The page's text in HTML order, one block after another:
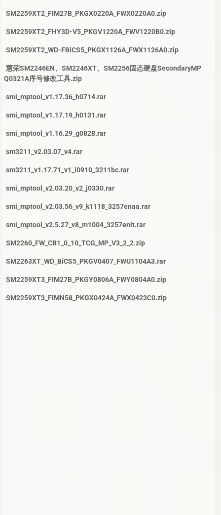
SM2259XT2_FIM27B_PKGX0220A_FWX0220A0.zip
SM2259XT2_FHY3D-V5_PKGV1220A_FWV1220B0.zip
SM2259XT2_WD-FBiCS5_PKGX1126A_FWX1126A0.zip
慧荣SM2246EN、SM2246XT、SM2256固态硬盘SecondaryMP
Q0321A序号修改工具.zip
smi_mptool_v1.17.36_h0714.rar
smi_mptool_v1.17.19_h0131.rar
smi_mptool_v1.16.29_g0828.rar
sm3211_v2.03.07_v4.rar
sm3211_v1.17.71_v1_i0910_3211bc.rar
smi_mptool_v2.03.20_v2_j0330.rar
smi_mptool_v2.03.56_v9_k1118_3257enaa.rar
smi_mptool_v2.5.27_v8_m1004_3257enlt.rar
SM2260_FW_CB1_0_10_TCG_MP_V3_2_2.zip
SM2263XT_WD_BiCS5_PKGV0407_FWU1104A3.rar
SM2259XT3_FIM27B_PKGY0806A_FWY0804A0.zip
SM2259XT3_FIMN58_PKGX0424A_FWX0423C0.zip